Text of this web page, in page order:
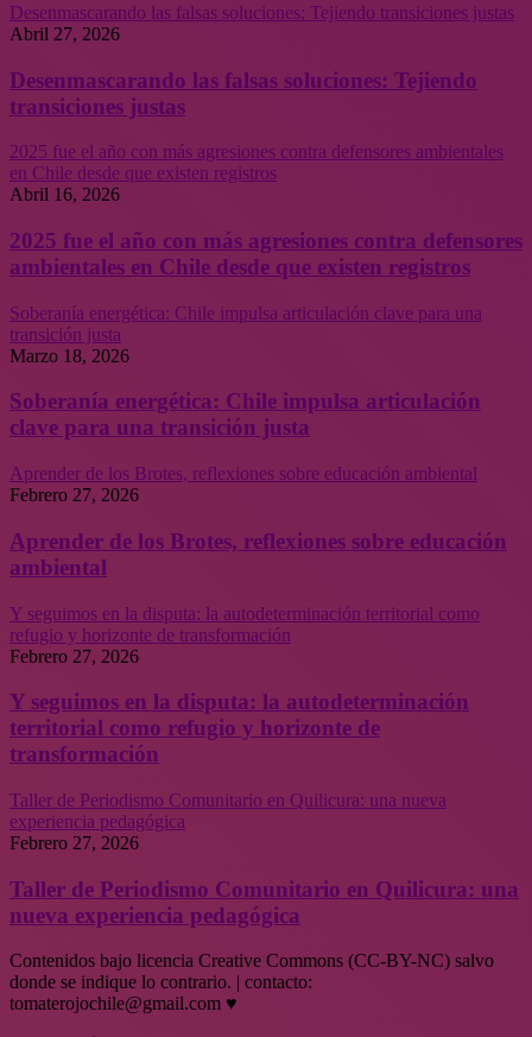
Desenmascarando las falsas soluciones: Tejiendo transiciones justas
Abril 27, 2026
Desenmascarando las falsas soluciones: Tejiendo
transiciones justas
2025 fue el año con más agresiones contra defensores ambientales
en Chile desde que existen registros
Abril 16, 2026
2025 fue el año con más agresiones contra defensores
ambientales en Chile desde que existen registros
Soberanía energética: Chile impulsa articulación clave para una
transición justa
Marzo 18, 2026
Soberanía energética: Chile impulsa articulación
clave para una transición justa
Aprender de los Brotes, reflexiones sobre educación ambiental
Febrero 27, 2026
Aprender de los Brotes, reflexiones sobre educación
ambiental
Y seguimos en la disputa: la autodeterminación territorial como
refugio y horizonte de transformación
Febrero 27, 2026
Y seguimos en la disputa: la autodeterminación
territorial como refugio y horizonte de
transformación
Taller de Periodismo Comunitario en Quilicura: una nueva
experiencia pedagógica
Febrero 27, 2026
Taller de Periodismo Comunitario en Quilicura: una
nueva experiencia pedagógica
Contenidos bajo licencia Creative Commons (CC-BY-NC) salvo
donde se indique lo contrario. | contacto:
tomaterojochile@gmail.com ♥